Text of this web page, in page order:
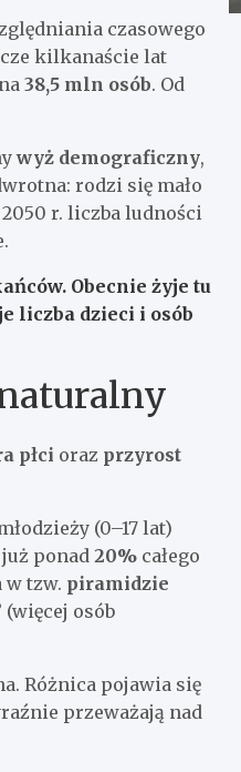
czasowego
kilkanaście lat
38,5 mln osób. Od
wyż demograficzny,
rodzi się mało
2050 r. liczba ludności
Obecnie żyje tu
liczba dzieci i osób
płci oraz przyrost
(0–17 lat)
ponad 20% całego
w tzw. piramidzie
(więcej osób
Różnica pojawia się
przeważają nad